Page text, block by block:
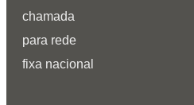
chamada
para rede
fixa nacional